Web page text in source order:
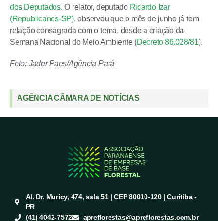
dos Deputados. O relator, deputado Ricardo Izar
(Republicanos-SP), observou que o mês de junho já tem
relação consagrada com o tema, desde a criação da
Semana Nacional do Meio Ambiente (Decreto 86.028/81).
Foto: Jader Paes/Agência Pará
AGÊNCIA CÂMARA DE NOTÍCIAS
Al. Dr. Muricy, 474, sala 51 | CEP 80010-120 | Curitiba -
PR
(41) 4042-7572
apreflorestas@apreflorestas.com.br